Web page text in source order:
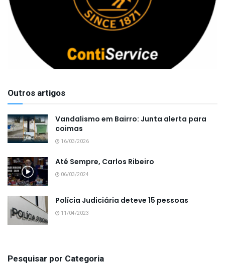
Outros artigos
Vandalismo em Bairro: Junta alerta para
coimas
16/03/2026
Até Sempre, Carlos Ribeiro
06/03/2024
Polícia Judiciária deteve 15 pessoas
11/04/2023
Pesquisar por Categoria